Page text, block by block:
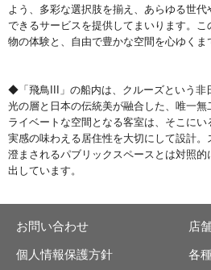
よう、多彩な選択肢を揃え、あらゆる世代
できるサービスを提供してまいります。
物の体験と、自由で豊かな空間を心ゆくま
◆「飛鳥III」の船内は、クルーズという非
光の層と日本の伝統美が融合した、唯一
ライベートな空間となる客室は、そこに
実感の味わえる居住性を大切にして設計
澄まされるパブリックスペースとは対照
出しています。
お問い合わせ 店
個人情報保護方針 各